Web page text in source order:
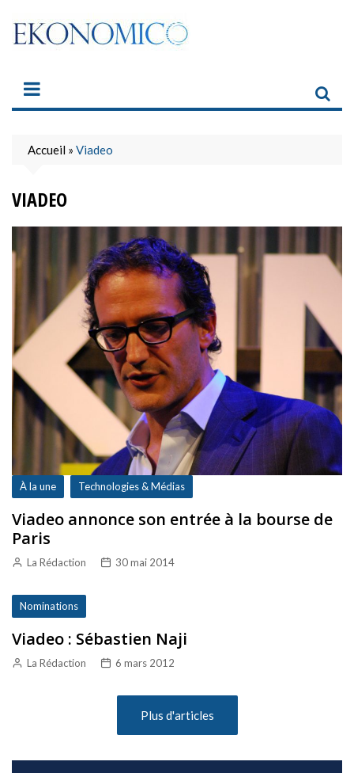
content
Accueil » Viadeo
VIADEO
À la une Technologies & Médias
Viadeo annonce son entrée à la bourse de
Paris
La Rédaction 30 mai 2014
Nominations
Viadeo : Sébastien Naji
La Rédaction 6 mars 2012
Plus d'articles